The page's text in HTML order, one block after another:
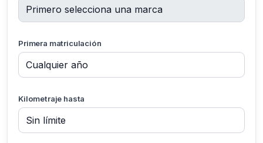
Primera matriculación
Kilometraje hasta